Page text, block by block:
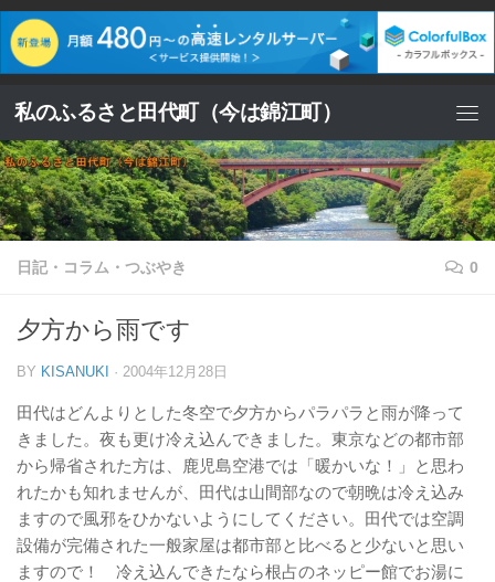
コンテンツへスキップ
私のふるさと田代町（今は錦江町）
日記・コラム・つぶやき 0
夕方から雨です
BY KISANUKI · 2004年12月28日
田代はどんよりとした冬空で夕方からパラパラと雨が降って
きました。夜も更け冷え込んできました。東京などの都市部
から帰省された方は、鹿児島空港では「暖かいな！」と思わ
れたかも知れませんが、田代は山間部なので朝晩は冷え込み
ますので風邪をひかないようにしてください。田代では空調
設備が完備された一般家屋は都市部と比べると少ないと思い
ますので！ 冷え込んできたなら根占のネッピー館でお湯に